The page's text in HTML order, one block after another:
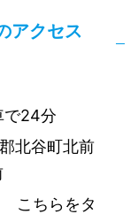
アクセス
で24分
北谷町北前
ちらをタ